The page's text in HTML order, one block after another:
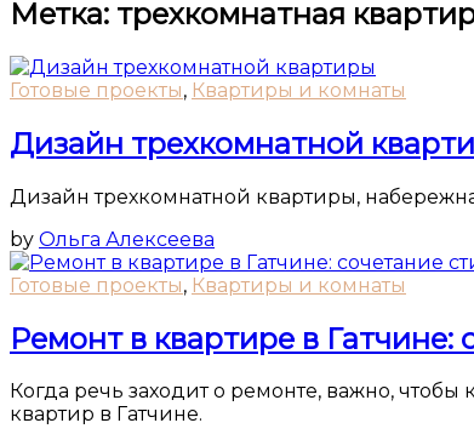
Метка: трехкомнатная
Готовые проекты, Квартиры и комнаты
Дизайн трехкомнатной
Дизайн трехкомнатной квартиры,
by Ольга Алексеева
Готовые проекты, Квартиры и комнаты
Ремонт в квартире в Гатчине:
Когда речь заходит о ремонте, важно,
квартир в Гатчине.